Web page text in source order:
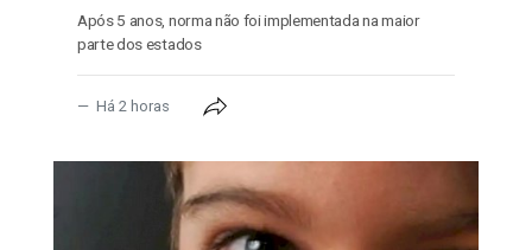
Após 5 anos, norma não foi implementada na maior
parte dos estados
Há 2 horas